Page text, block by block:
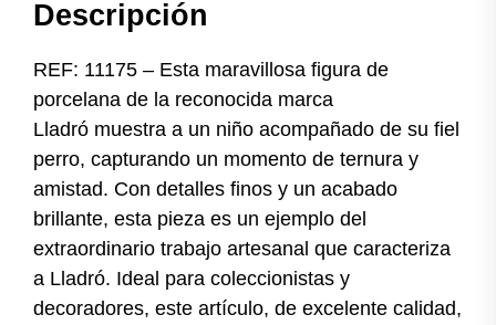
Descripción
REF: 11175 – Esta maravillosa figura de
porcelana de la reconocida marca
Lladró muestra a un niño acompañado de su fiel
perro, capturando un momento de ternura y
amistad. Con detalles finos y un acabado
brillante, esta pieza es un ejemplo del
extraordinario trabajo artesanal que caracteriza
a Lladró. Ideal para coleccionistas y
decoradores, este artículo, de excelente calidad,